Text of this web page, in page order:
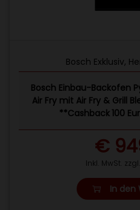
Bosch Exklusiv,
Bosch Einbau-Backofen
Air Fry mit Air Fry & Grill
**Cashback 100
€
Inkl. MwSt.
In den